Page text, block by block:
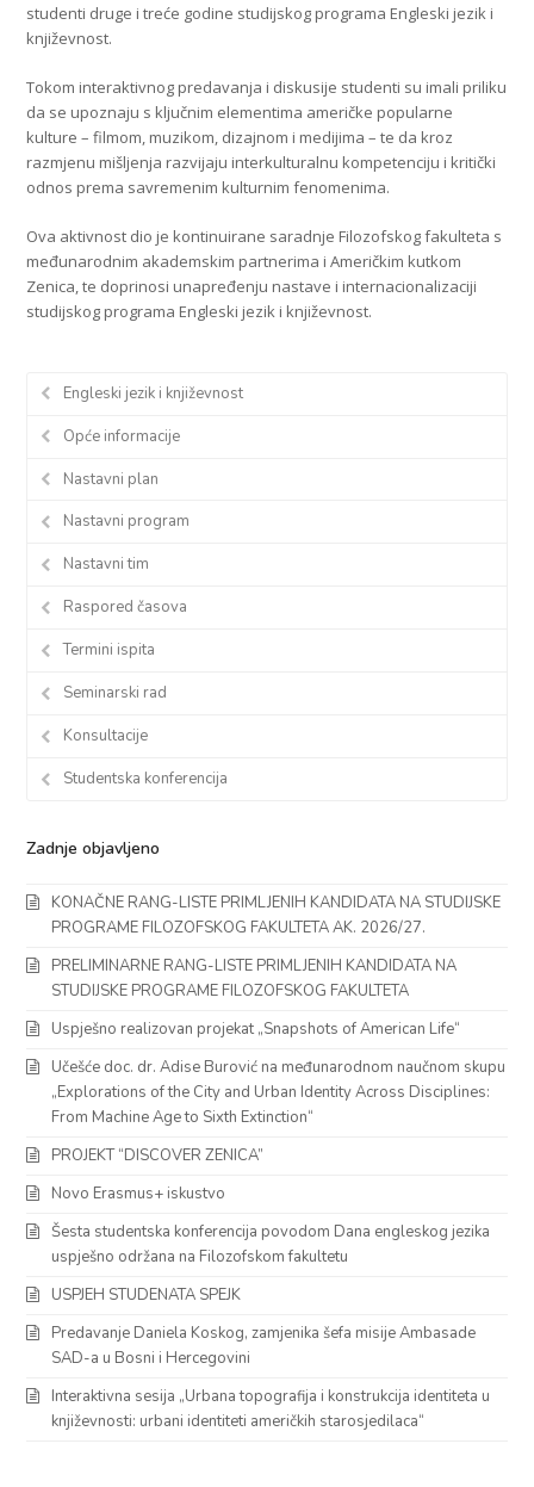
studenti druge i treće godine studijskog programa Engleski jezik i
književnost.
Tokom interaktivnog predavanja i diskusije studenti su imali priliku
da se upoznaju s ključnim elementima američke popularne
kulture – filmom, muzikom, dizajnom i medijima – te da kroz
razmjenu mišljenja razvijaju interkulturalnu kompetenciju i kritički
odnos prema savremenim kulturnim fenomenima.
Ova aktivnost dio je kontinuirane saradnje Filozofskog fakulteta s
međunarodnim akademskim partnerima i Američkim kutkom
Zenica, te doprinosi unapređenju nastave i internacionalizaciji
studijskog programa Engleski jezik i književnost.
Engleski jezik i književnost
Opće informacije
Nastavni plan
Nastavni program
Nastavni tim
Raspored časova
Termini ispita
Seminarski rad
Konsultacije
Studentska konferencija
Zadnje objavljeno
KONAČNE RANG-LISTE PRIMLJENIH KANDIDATA NA STUDIJSKE
PROGRAME FILOZOFSKOG FAKULTETA AK. 2026/27.
PRELIMINARNE RANG-LISTE PRIMLJENIH KANDIDATA NA
STUDIJSKE PROGRAME FILOZOFSKOG FAKULTETA
Uspješno realizovan projekat „Snapshots of American Life“
Učešće doc. dr. Adise Burović na međunarodnom naučnom skupu
„Explorations of the City and Urban Identity Across Disciplines:
From Machine Age to Sixth Extinction“
PROJEKT “DISCOVER ZENICA”
Novo Erasmus+ iskustvo
Šesta studentska konferencija povodom Dana engleskog jezika
uspješno održana na Filozofskom fakultetu
USPJEH STUDENATA SPEJK
Predavanje Daniela Koskog, zamjenika šefa misije Ambasade
SAD-a u Bosni i Hercegovini
Interaktivna sesija „Urbana topografija i konstrukcija identiteta u
književnosti: urbani identiteti američkih starosjedilaca“